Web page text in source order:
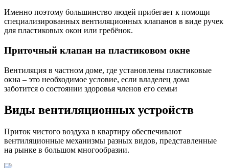
Именно поэтому большинство людей прибегает к помощи
специализированных вентиляционных клапанов в виде ручек
для пластиковых окон или гребёнок.
Приточный клапан на пластиковом окне
Вентиляция в частном доме, где установлены пластиковые
окна – это необходимое условие, если владелец дома
заботится о состоянии здоровья членов его семьи
Виды вентиляционных устройств
Приток чистого воздуха в квартиру обеспечивают
вентиляционные механизмы разных видов, представленные
на рынке в большом многообразии.